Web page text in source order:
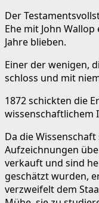
Der
Ehe mit John
Jahre blieben.
Einer der wenigen,
schloss und mit
1872 schickten die
wissenschaftlichem
Da die
Aufzeichnungen
verkauft und sind
geschätzt wurden,
verzweifelt dem